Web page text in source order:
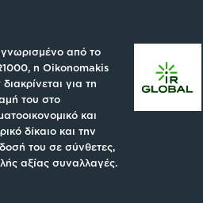
από το
η Oikonomakis
για τη
του στο
και
δίκαιο και την
του σε σύνθετες,
αξίας συναλλαγές.